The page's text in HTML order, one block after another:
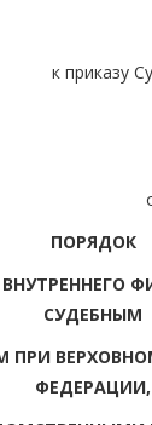
к приказу
ПОРЯДОК
СУДЕБНЫМ
ПРИ
ФЕДЕРАЦИИ,